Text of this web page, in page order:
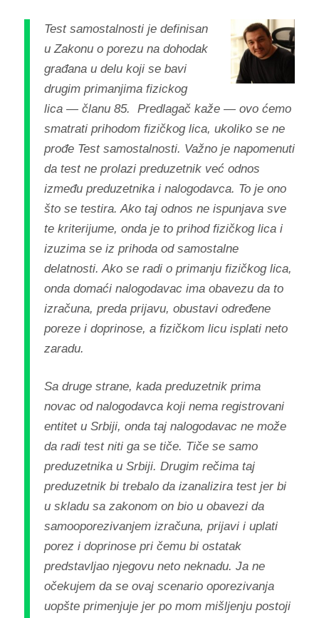
Test samostalnosti je definisan
u Zakonu o porezu na dohodak
građana u delu koji se bavi
drugim primanjima fizickog
lica — članu 85. Predlagač kaže — ovo ćemo
smatrati prihodom fizičkog lica, ukoliko se ne
prođe Test samostalnosti. Važno je napomenuti
da test ne prolazi preduzetnik već odnos
između preduzetnika i nalogodavca. To je ono
što se testira. Ako taj odnos ne ispunjava sve
te kriterijume, onda je to prihod fizičkog lica i
izuzima se iz prihoda od samostalne
delatnosti. Ako se radi o primanju fizičkog lica,
onda domaći nalogodavac ima obavezu da to
izračuna, preda prijavu, obustavi određene
poreze i doprinose, a fizičkom licu isplati neto
zaradu.
Sa druge strane, kada preduzetnik prima
novac od nalogodavca koji nema registrovani
entitet u Srbiji, onda taj nalogodavac ne može
da radi test niti ga se tiče. Tiče se samo
preduzetnika u Srbiji. Drugim rečima taj
preduzetnik bi trebalo da izanalizira test jer bi
u skladu sa zakonom on bio u obavezi da
samooporezivanjem izračuna, prijavi i uplati
porez i doprinose pri čemu bi ostatak
predstavljao njegovu neto neknadu. Ja ne
očekujem da se ovaj scenario oporezivanja
uopšte primenjuje jer po mom mišljenju postoji